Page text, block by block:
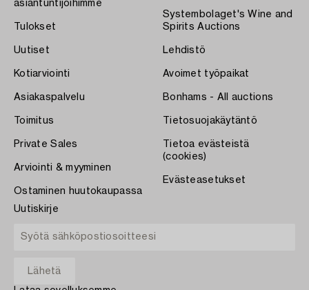
asiantuntijoihimme
Tulokset
Uutiset
Kotiarviointi
Asiakaspalvelu
Toimitus
Private Sales
Arviointi & myyminen
Ostaminen huutokaupassa
Systembolaget's Wine and
Spirits Auctions
Lehdistö
Avoimet työpaikat
Bonhams - All auctions
Tietosuojakäytäntö
Tietoa evästeistä
(cookies)
Evästeasetukset
Uutiskirje